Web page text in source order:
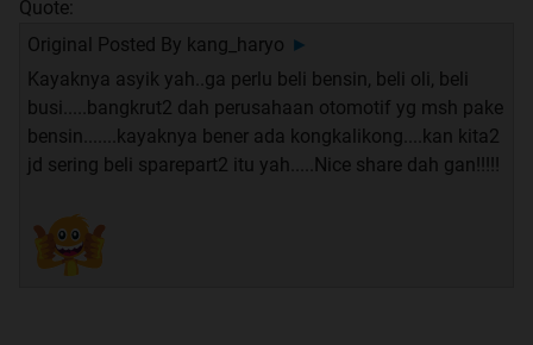
Quote:
Original Posted By kang_haryo ►
Kayaknya asyik yah..ga perlu beli bensin, beli oli, beli
busi.....bangkrut2 dah perusahaan otomotif yg msh pake
bensin.......kayaknya bener ada kongkalikong....kan kita2
jd sering beli sparepart2 itu yah.....Nice share dah gan!!!!!